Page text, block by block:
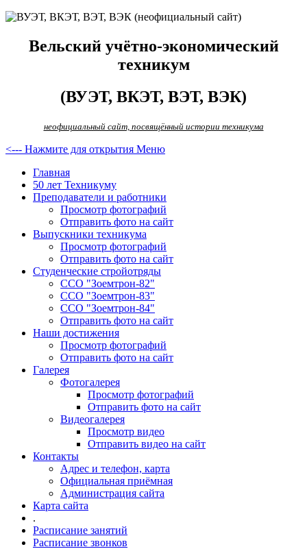
Вельский учётно-экономический
техникум
(ВУЭТ, ВКЭТ, ВЭТ, ВЭК)
неофициальный сайт, посвящённый истории техникума
<--- Нажмите для открытия Меню
Главная
50 лет Техникуму
Преподаватели и работники
Просмотр фотографий
Отправить фото на сайт
Выпускники техникума
Просмотр фотографий
Отправить фото на сайт
Студенческие стройотряды
ССО "Зоемтрон-82"
ССО "Зоемтрон-83"
ССО "Зоемтрон-84"
Отправить фото на сайт
Наши достижения
Просмотр фотографий
Отправить фото на сайт
Галерея
Фотогалерея
Просмотр фотографий
Отправить фото на сайт
Видеогалерея
Просмотр видео
Отправить видео на сайт
Контакты
Адрес и телефон, карта
Официальная приёмная
Администрация сайта
Карта сайта
.
Расписание занятий
Расписание звонков